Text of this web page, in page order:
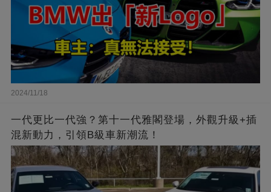
2024/11/18
一代更比一代強？第十一代雅閣登場，外觀升級+插
混新動力，引領B級車新潮流！